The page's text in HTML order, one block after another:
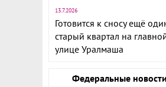
13.7.2026
Готовится к сносу ещё
старый квартал на
улице Уралмаша
Федеральные новости